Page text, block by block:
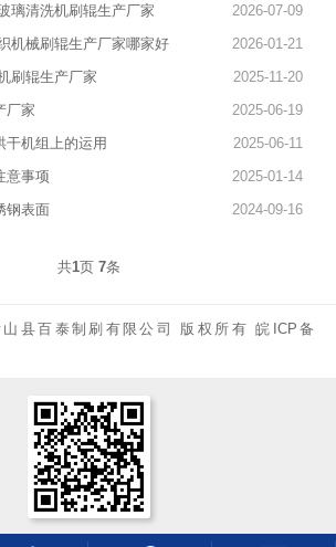
2026-07-09
璃清洗机刷辊生产厂家
2026-01-21
机械刷辊生产厂家哪家好
2025-11-20
刷辊生产厂家
2025-06-19
厂家
2025-06-11
干机组上的运用
2025-01-14
意事项
2024-09-16
钢表面
共1页 7条
山县百泰制刷有限公司 版权所有皖ICP备